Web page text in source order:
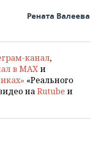
Рената Валеева
канал,
в MAXи
«Реального
наRutube и